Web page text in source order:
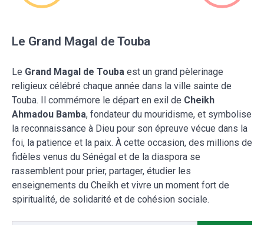
Le Grand Magal de Touba
Le Grand Magal de Touba est un grand pèlerinage
religieux célébré chaque année dans la ville sainte de
Touba. Il commémore le départ en exil de Cheikh
Ahmadou Bamba, fondateur du mouridisme, et symbolise
la reconnaissance à Dieu pour son épreuve vécue dans la
foi, la patience et la paix. À cette occasion, des millions de
fidèles venus du Sénégal et de la diaspora se
rassemblent pour prier, partager, étudier les
enseignements du Cheikh et vivre un moment fort de
spiritualité, de solidarité et de cohésion sociale.